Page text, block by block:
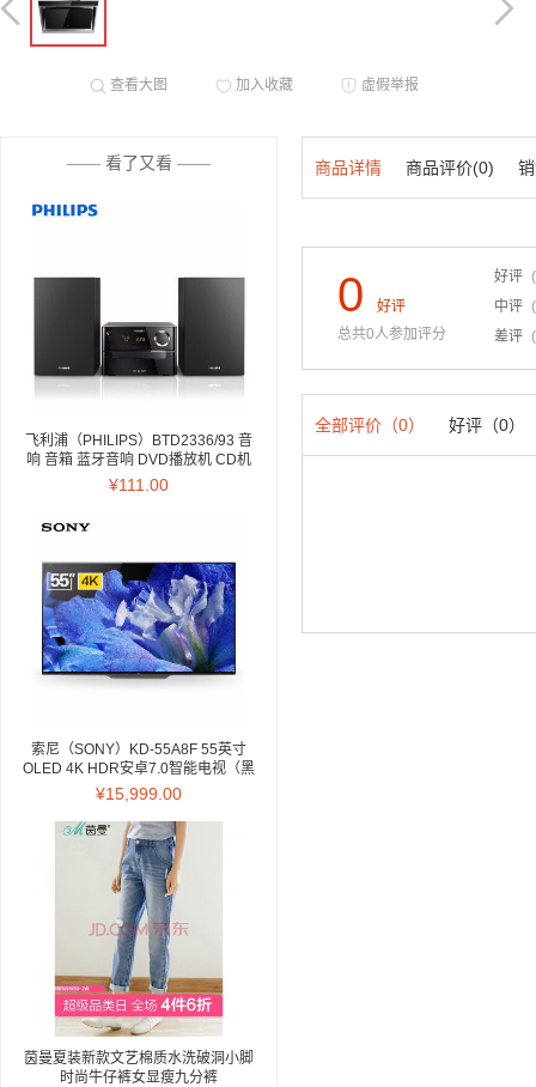
查看大图 加入收藏 虚假举报
—— 看了又看 ——
飞利浦（PHILIPS）BTD2336/93 音
响 音箱 蓝牙音响 DVD播放机 CD机
迷你音响 电视音响 电脑音响 家庭卡
¥111.00
索尼（SONY）KD-55A8F 55英寸
OLED 4K HDR安卓7.0智能电视（黑
色）
¥15,999.00
茵曼夏装新款文艺棉质水洗破洞小脚
时尚牛仔裤女显瘦九分裤
商品详情 商品评价(0)
0
好评
总共0人参加评分
好评
中评
差评
全部评价（0） 好评（0）